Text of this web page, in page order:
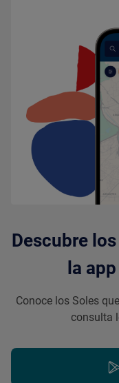
Descubre
la
Conoce los Soles
consulta